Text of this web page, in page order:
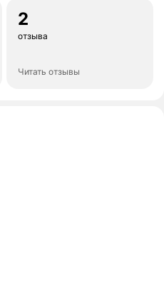
2
отзыва
Читать отзывы